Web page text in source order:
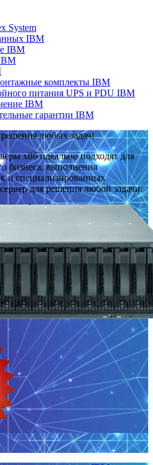
System
IBM
IBM
комплекты IBM
питания UPS и PDU IBM
IBM
гарантии IBM
любых задач!
x86 идеально подходят для
бизнеса, выполнения
и специализированных
для решения любой задачи.